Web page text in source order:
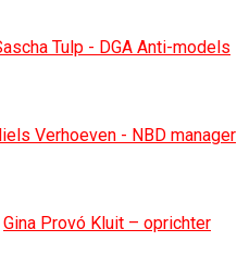
Tulp - DGA Anti-models
Verhoeven - NBD manager
Gina Provó Kluit – oprichter